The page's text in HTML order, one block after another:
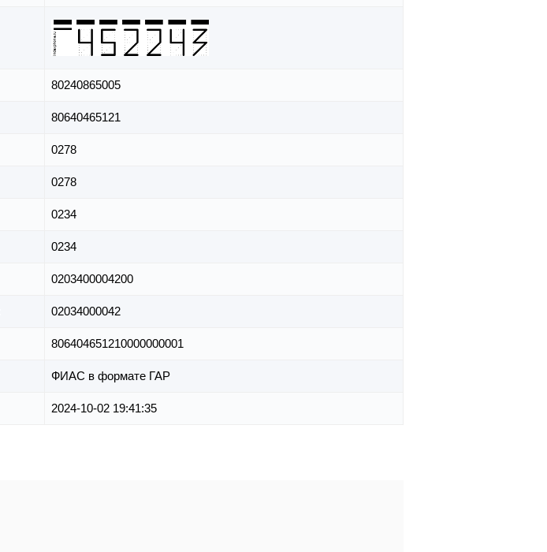
80240865005
80640465121
0278
0278
0234
0234
0203400004200
02034000042
806404651210000000001
ФИАС в формате ГАР
2024-10-02 19:41:35